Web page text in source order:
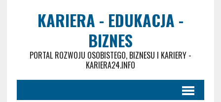
KARIERA - EDUKACJA -
BIZNES
PORTAL ROZWOJU OSOBISTEGO, BIZNESU I KARIERY -
KARIERA24.INFO